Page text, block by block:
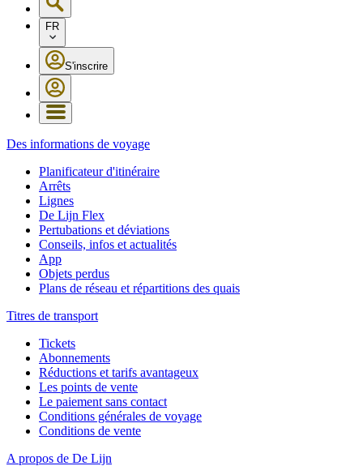
FR
S'inscrire
Des informations de voyage
Planificateur d'itinéraire
Arrêts
Lignes
De Lijn Flex
Pertubations et déviations
Conseils, infos et actualités
App
Objets perdus
Plans de réseau et répartitions des quais
Titres de transport
Tickets
Abonnements
Réductions et tarifs avantageux
Les points de vente
Le paiement sans contact
Conditions générales de voyage
Conditions de vente
A propos de De Lijn